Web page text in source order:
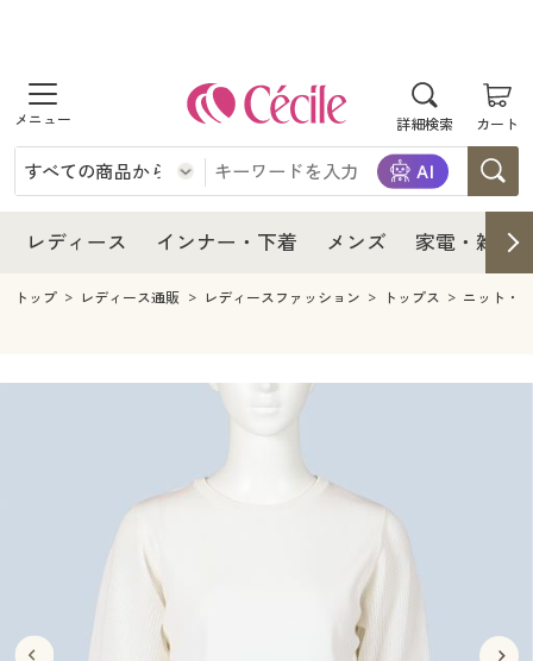
詳細検索 カート
商品を探す
レディース
レディースファッション
インナー・下着
インナー・下着通販すべて
ジュニア・ティーンズ下着
メンズ
キッチン・雑貨・日用品
寝具・インテリア・家具通販すべて
家具・収納
美容・健康通販すべて
美容・健康・サプリメント
制服・スクール
制服・スクールすべて
レディース インナー・下着 メンズ 家電・雑貨
レディース
レディース通販すべて
レディースファッション
インナー・下着
インナー・下着通販すべて
メンズ
キッチン・雑貨・日用品
カーテン・ラグ・ファブリック
美容・健康通販すべて
制服・スクールすべて
大きいサイズ
大きいサイズ通販すべて
トップ レディース通販 レディースファッション トップス ニット・